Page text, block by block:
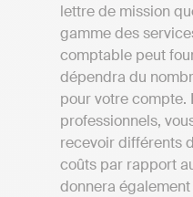
lettre de mission
gamme des
comptable peut
dépendra du
pour votre compte.
professionnels,
recevoir différents
coûts par rapport
donnera